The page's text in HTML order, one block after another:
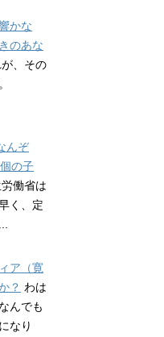
かな
のあな
が、その
んぞ
の子
働省は
く、定
ア（寛
？ わは
んでも
なり